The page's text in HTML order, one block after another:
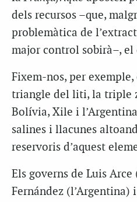
dels recursos –que,
problemàtica de
major control sobirà–,
Fixem-nos, per exemple,
triangle del liti, la triple
Bolívia, Xile i
salines i llacunes
reservoris d’aquest
Els governs de Luis
Fernández